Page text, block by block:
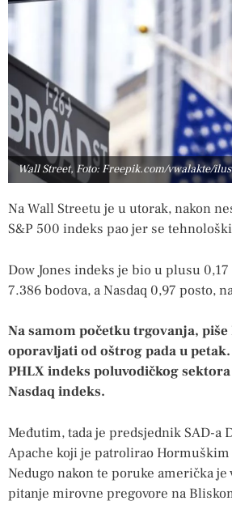
Wall Street, Foto: Freepik.com/vwalakte/
Na Wall Streetu je u utorak, nakon
S&P 500 indeks pao jer se
Dow Jones indeks je bio u plusu
7.386 bodova, a Nasdaq 0,97 posto,
Na samom početku trgovanja,
oporavljati od oštrog pada u
PHLX indeks poluvodičkog
Nasdaq indeks.
Međutim, tada je predsjednik SAD-
Apache koji je patrolirao Hormuškim
Nedugo nakon te poruke američka
pitanje mirovne pregovore na